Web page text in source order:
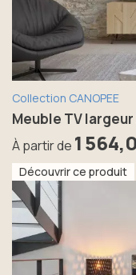
Collection CANOPEE
Meuble TV
À partir de 1
Découvrir ce produit